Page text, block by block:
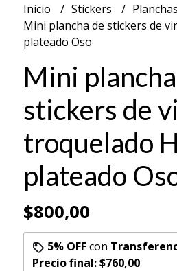
Inicio Stickers
Planchas
Mini plancha de stickers de
plateado Oso
Mini
stickers de
troquelado
plateado
$800,00
5% OFFcon
Precio final:$760,00